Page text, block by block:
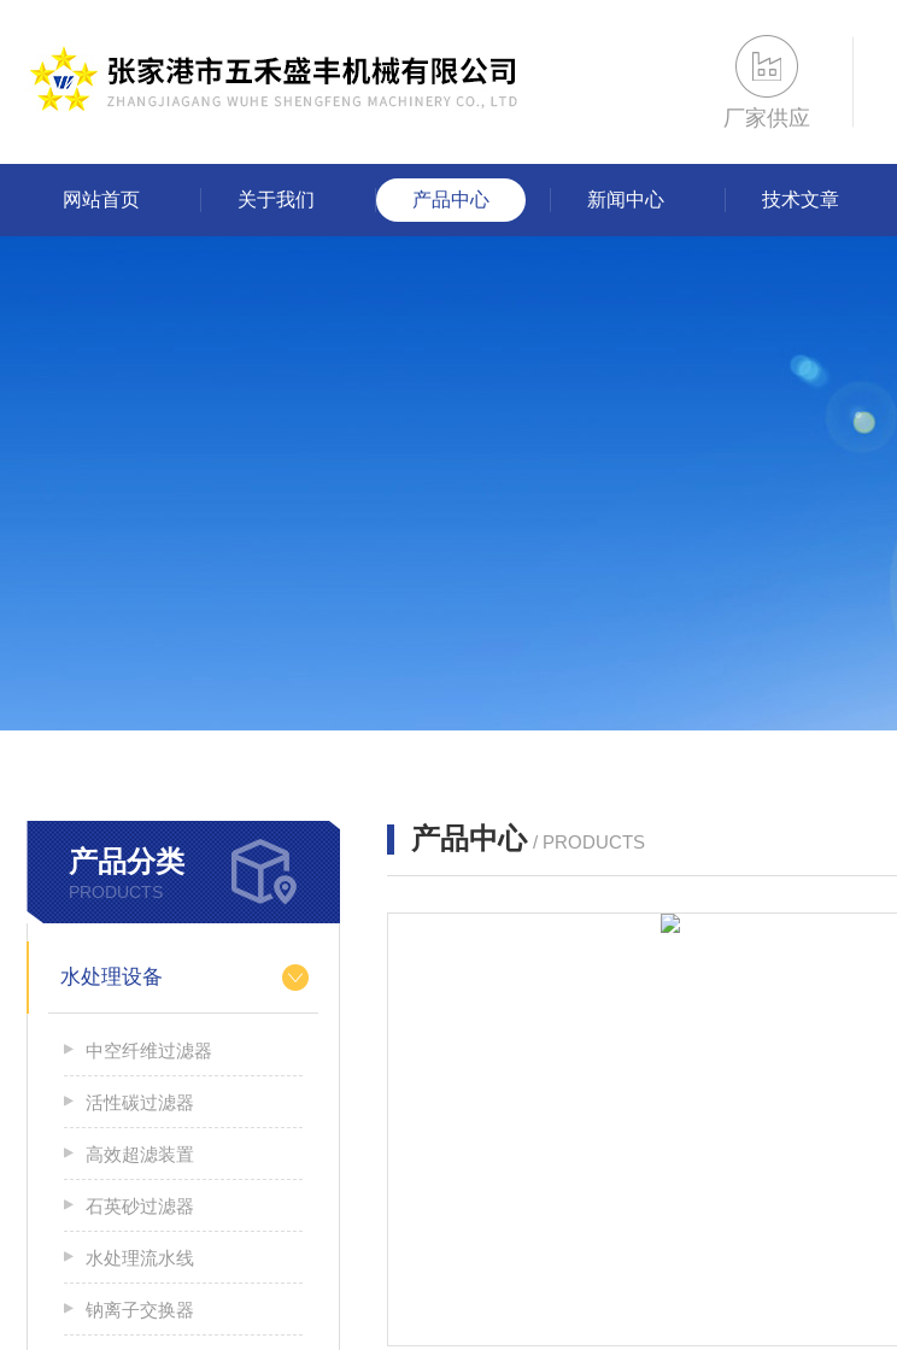
厂家供应
网站首页 关于我们 产品中心 新闻中心 技术文章
产品分类
PRODUCTS
水处理设备
中空纤维过滤器
活性碳过滤器
高效超滤装置
石英砂过滤器
水处理流水线
钠离子交换器
产品中心 / PRODUCTS